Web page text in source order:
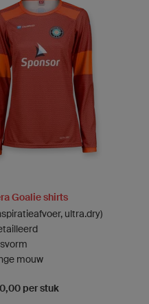
Goalie shirts
ultra.dry)
mouw
per stuk